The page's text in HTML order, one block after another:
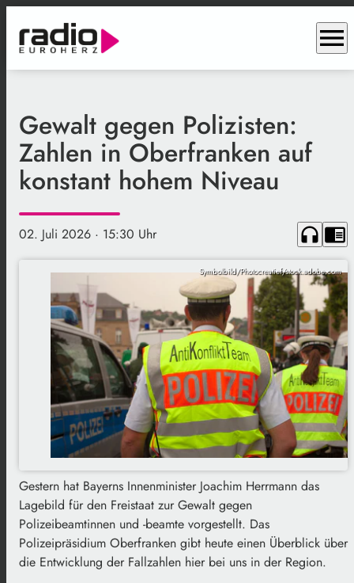
menu
Gewalt gegen Polizisten:
Zahlen in Oberfranken auf
konstant hohem Niveau
02. Juli 2026 · 15:30 Uhr headphones chrome_reader_mode
Symbolbild/Photocreatief/stock.adobe.com
Gestern hat Bayerns Innenminister Joachim Herrmann das
Lagebild für den Freistaat zur Gewalt gegen
Polizeibeamtinnen und -beamte vorgestellt. Das
Polizeipräsidium Oberfranken gibt heute einen Überblick über
die Entwicklung der Fallzahlen hier bei uns in der Region.